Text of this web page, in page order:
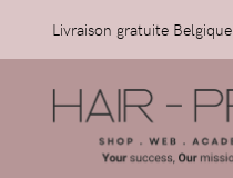
Livraison gratuite